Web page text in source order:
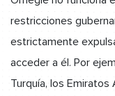
restricciones
estrictamente
acceder a él. Por
Turquía, los Emiratos